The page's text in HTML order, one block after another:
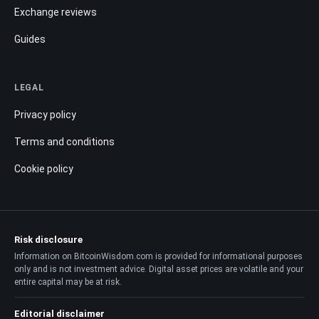
Exchange reviews
Guides
LEGAL
Privacy policy
Terms and conditions
Cookie policy
Risk disclosure
Information on BitcoinWisdom.com is provided for informational purposes
only and is not investment advice. Digital asset prices are volatile and your
entire capital may be at risk.
Editorial disclaimer